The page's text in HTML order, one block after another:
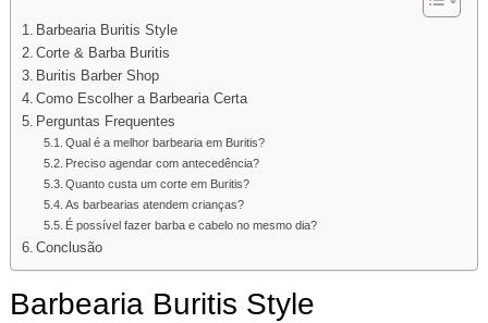
Barbearia Buritis Style
Corte & Barba Buritis
Buritis Barber Shop
Como Escolher a Barbearia Certa
Perguntas Frequentes
Qual é a melhor barbearia em Buritis?
Preciso agendar com antecedência?
Quanto custa um corte em Buritis?
As barbearias atendem crianças?
É possível fazer barba e cabelo no mesmo dia?
Conclusão
Barbearia Buritis Style